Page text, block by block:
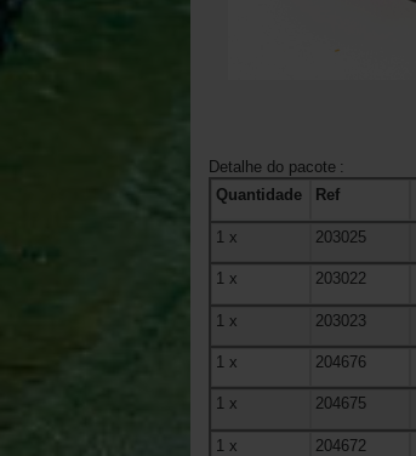
Detalhe do pacote :
Quantidade
Ref
1 x 203025
1 x 203022
1 x 203023
1 x 204676
1 x 204675
1 x 204672